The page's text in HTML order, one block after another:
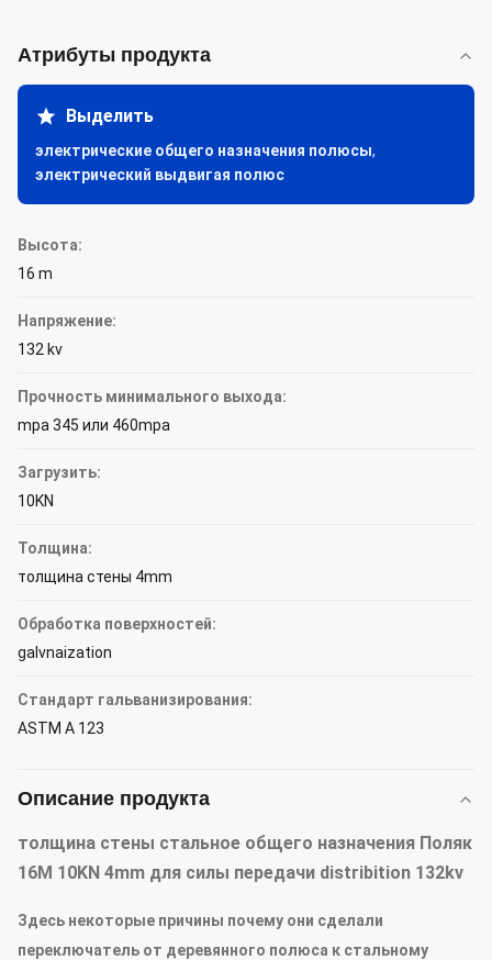
Атрибуты продукта
Выделить
электрические общего назначения полюсы,
электрический выдвигая полюс
Высота:
16 m
Напряжение:
132 kv
Прочность минимального выхода:
mpa 345 или 460mpa
Загрузить:
10KN
Толщина:
толщина стены 4mm
Обработка поверхностей:
galvnaization
Стандарт гальванизирования:
ASTM A 123
Описание продукта
толщина стены стальное общего назначения Поляк
16M 10KN 4mm для силы передачи distribition 132kv
Здесь некоторые причины почему они сделали
переключатель от деревянного полюса к стальному